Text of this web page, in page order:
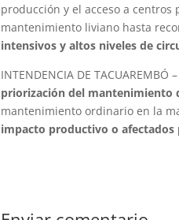
producción y el acceso a
mantenimiento liviano hasta
intensivos y altos niveles de
INTENDENCIA DE
priorización del mantenimiento
mantenimiento ordinario en la
impacto productivo o